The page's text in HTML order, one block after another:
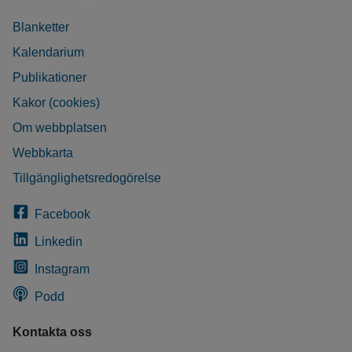
Blanketter
Kalendarium
Publikationer
Kakor (cookies)
Om webbplatsen
Webbkarta
Tillgänglighetsredogörelse
Facebook
Linkedin
Instagram
Podd
Kontakta oss